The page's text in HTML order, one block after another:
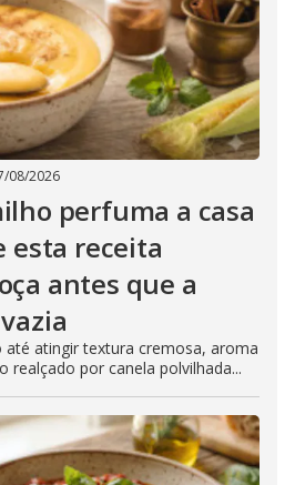
08/2026
perfuma a casa
esta receita
antes que a
até atingir textura cremosa, aroma
realçado por canela polvilhada...